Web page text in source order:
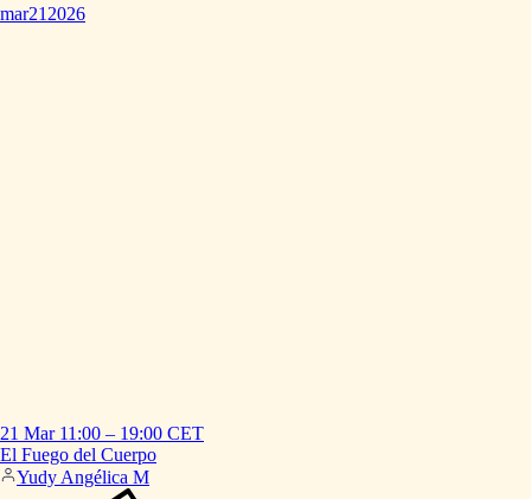
mar21 2026
21 Mar 11:00 – 19:00 CET
El Fuego del Cuerpo
Yudy Angélica M